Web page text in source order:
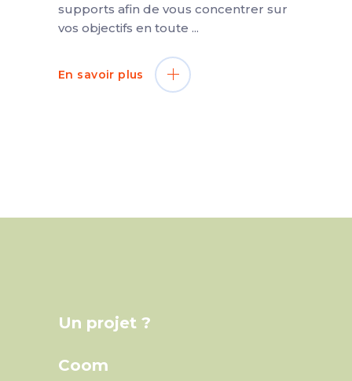
supports afin de vous concentrer sur
vos objectifs en toute
En savoir plus
Un projet ?
Coom